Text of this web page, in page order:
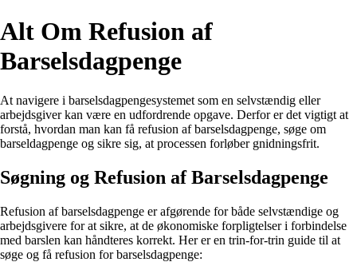
Alt Om Refusion af
Barselsdagpenge
At navigere i barselsdagpengesystemet som en selvstændig eller
arbejdsgiver kan være en udfordrende opgave. Derfor er det vigtigt at
forstå, hvordan man kan få refusion af barselsdagpenge, søge om
barseldagpenge og sikre sig, at processen forløber gnidningsfrit.
Søgning og Refusion af Barselsdagpenge
Refusion af barselsdagpenge er afgørende for både selvstændige og
arbejdsgivere for at sikre, at de økonomiske forpligtelser i forbindelse
med barslen kan håndteres korrekt. Her er en trin-for-trin guide til at
søge og få refusion for barselsdagpenge: